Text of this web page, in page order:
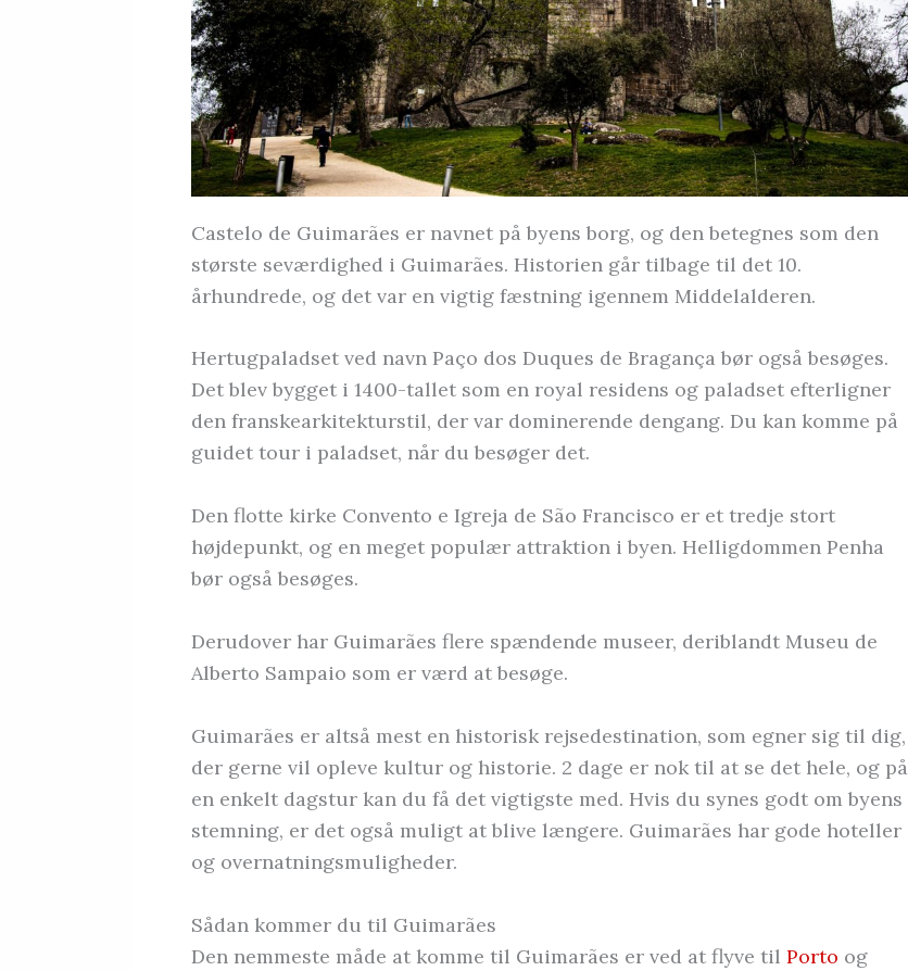
Castelo de Guimarães er navnet på byens borg, og den betegnes som den
største seværdighed i Guimarães. Historien går tilbage til det 10.
århundrede, og det var en vigtig fæstning igennem Middelalderen.
Hertugpaladset ved navn Paço dos Duques de Bragança bør også besøges.
Det blev bygget i 1400-tallet som en royal residens og paladset efterligner
den franskearkitekturstil, der var dominerende dengang. Du kan komme på
guidet tour i paladset, når du besøger det.
Den flotte kirke Convento e Igreja de São Francisco er et tredje stort
højdepunkt, og en meget populær attraktion i byen. Helligdommen Penha
bør også besøges.
Derudover har Guimarães flere spændende museer, deriblandt Museu de
Alberto Sampaio som er værd at besøge.
Guimarães er altså mest en historisk rejsedestination, som egner sig til dig,
der gerne vil opleve kultur og historie. 2 dage er nok til at se det hele, og på
en enkelt dagstur kan du få det vigtigste med. Hvis du synes godt om byens
stemning, er det også muligt at blive længere. Guimarães har gode hoteller
og overnatningsmuligheder.
Sådan kommer du til Guimarães
Den nemmeste måde at komme til Guimarães er ved at flyve til Porto og